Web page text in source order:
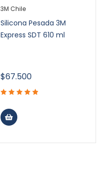
3M Chile
Silicona Pesada 3M
Express SDT 610 ml
$67.500